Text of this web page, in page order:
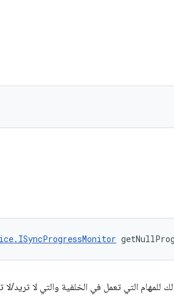
للمهام التي تعمل في الخلفية والتي لا